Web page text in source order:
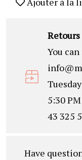
Retours
You
5:30
43 325
Have